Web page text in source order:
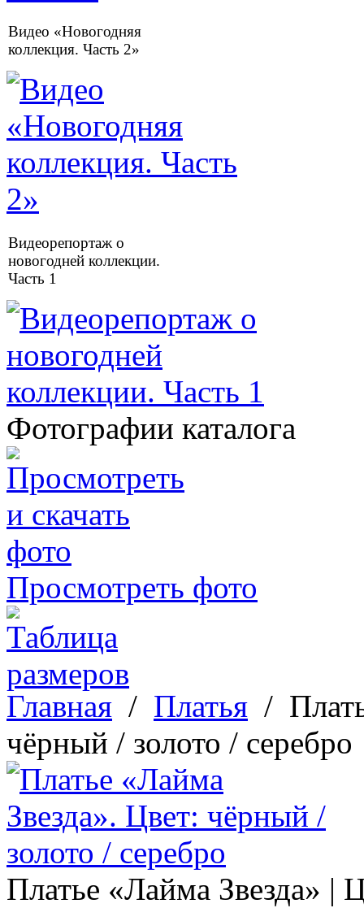
Видео «Новогодняя
коллекция. Часть 2»
Видеорепортаж о
новогодней коллекции.
Часть 1
Фотографии каталога
Просмотреть фото
Главная / Платья /
чёрный / золото / серебро
Платье «Лайма Звезда» |